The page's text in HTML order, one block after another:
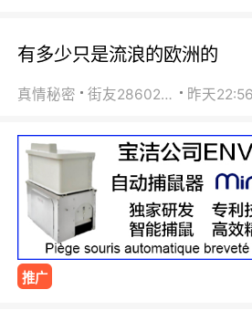
有多少只是流浪的欧洲的
真情秘密 街友28602925 昨天22:56
推广